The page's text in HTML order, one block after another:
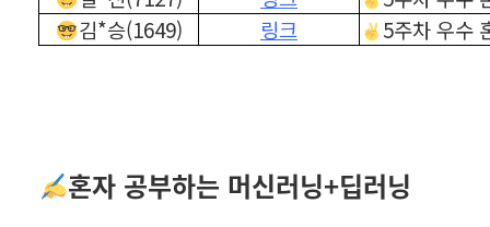
김*승(1649)
링크 5주차 우수
혼자 공부하는 머신러닝+딥러닝